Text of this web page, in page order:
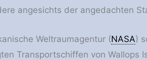
angesichts der angedachten
Weltraumagentur (NASA)
Transportschiffen von Wallops